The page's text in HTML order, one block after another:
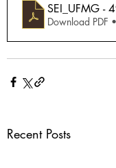
SEI_UFMG -
Download PDF
Recent Posts